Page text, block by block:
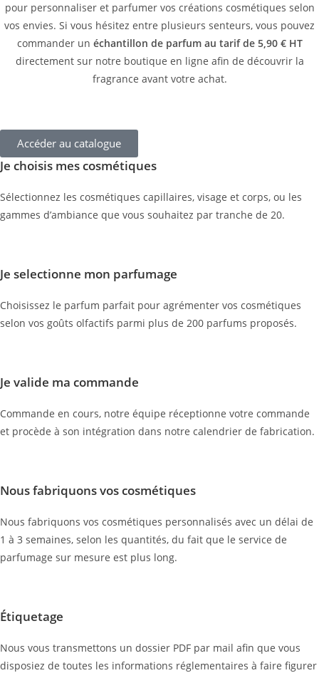
pour personnaliser et parfumer vos créations cosmétiques selon
vos envies. Si vous hésitez entre plusieurs senteurs, vous pouvez
commander un échantillon de parfum au tarif de 5,90 € HT
directement sur notre boutique en ligne afin de découvrir la
fragrance avant votre achat.
Accéder au catalogue
Je choisis mes cosmétiques
Sélectionnez les cosmétiques capillaires, visage et corps, ou les
gammes d’ambiance que vous souhaitez par tranche de 20.
Je selectionne mon parfumage
Choisissez le parfum parfait pour agrémenter vos cosmétiques
selon vos goûts olfactifs parmi plus de 200 parfums proposés.
Je valide ma commande
Commande en cours, notre équipe réceptionne votre commande
et procède à son intégration dans notre calendrier de fabrication.
Nous fabriquons vos cosmétiques
Nous fabriquons vos cosmétiques personnalisés avec un délai de
1 à 3 semaines, selon les quantités, du fait que le service de
parfumage sur mesure est plus long.
Étiquetage
Nous vous transmettons un dossier PDF par mail afin que vous
disposiez de toutes les informations réglementaires à faire figurer